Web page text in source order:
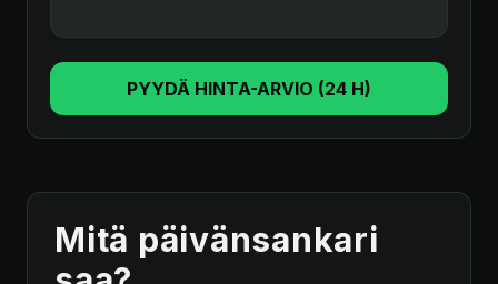
PYYDÄ HINTA-ARVIO (24 H)
Mitä päivänsankari